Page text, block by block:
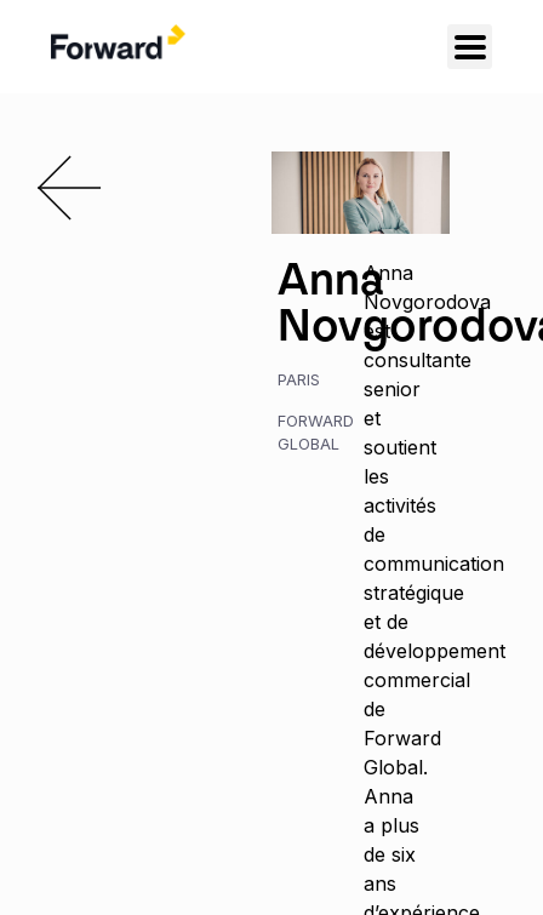
Anna
PARIS
FORWARD
GLOBAL
Anna
Novgorodova
est
consultante
senior
et
soutient
les
activités
de
communication
stratégique
et de
développement
commercial
de
Forward
Global.
Anna
a plus
de six
ans